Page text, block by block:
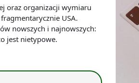
oraz organizacji wymiaru
USA.
nowszych i najnowszych:
jest nietypowe.